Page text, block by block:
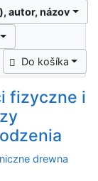
autor, názov
Do košíka
fizyczne i
drewna